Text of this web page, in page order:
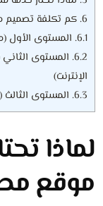
6. كم تكلفة
6.1. المستوى الأول
6.2. المستوى
الإنترنت)
6.3. المستوى
لماذا
موقع